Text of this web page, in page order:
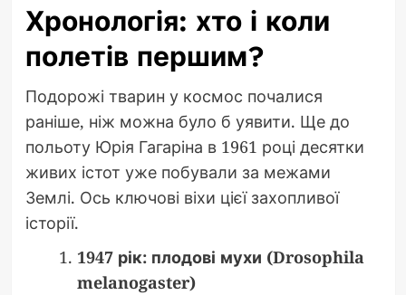
Хронологія: хто і коли
полетів першим?
Подорожі тварин у космос почалися
раніше, ніж можна було б уявити. Ще до
польоту Юрія Гагаріна в 1961 році десятки
живих істот уже побували за межами
Землі. Ось ключові віхи цієї захопливої
історії.
1947 рік: плодові мухи (Drosophila
melanogaster)